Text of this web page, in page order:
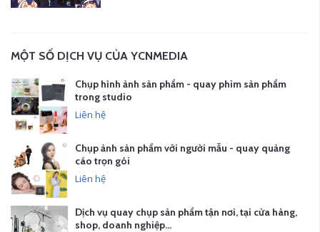
MỘT SỐ DỊCH VỤ CỦA YCNMEDIA
Chụp hình ảnh sản phẩm - quay phim sản phẩm
trong studio
Liên hệ
Chụp ảnh sản phẩm với người mẫu - quay quảng
cáo trọn gói
Liên hệ
Dịch vụ quay chụp sản phẩm tận nơi, tại cửa hàng,
shop, doanh nghiệp…